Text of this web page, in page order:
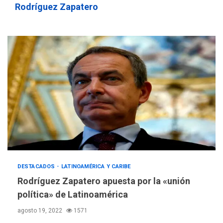
Rodríguez Zapatero
DESTACADOS LATINOAMÉRICA Y CARIBE
Rodríguez Zapatero apuesta por la «unión
política» de Latinoamérica
agosto 19, 2022 1571
3
REGIONALES
Mariño fortalece capacidad
operativa con flota
vehicular de 60 unidades